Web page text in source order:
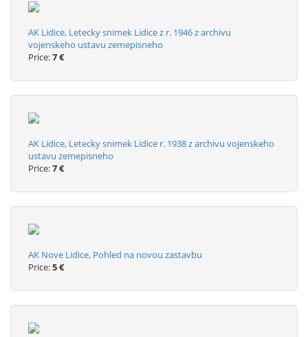
AK Lidice, Letecky snimek Lidice z r. 1946 z archivu
vojenskeho ustavu zemepisneho
Price:7 €
AK Lidice, Letecky snimek Lidice r. 1938 z archivu vojenskeho
ustavu zemepisneho
Price:7 €
AK Nove Lidice, Pohled na novou zastavbu
Price:5 €